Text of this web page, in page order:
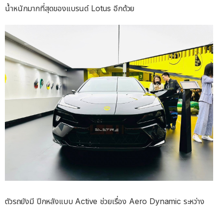
น้ำหนักมากที่สุดของแบรนด์ Lotus อีกด้วย
ตัวรถยังมี ปีกหลังแบบ Active ช่วยเรื่อง Aero Dynamic ระหว่าง